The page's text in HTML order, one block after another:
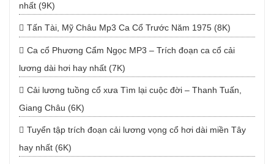
nhất (9K)
Tấn Tài, Mỹ Châu Mp3 Ca Cổ Trước Năm 1975 (8K)
Ca cổ Phương Cẩm Ngọc MP3 – Trích đoạn ca cổ cải
lương dài hơi hay nhất (7K)
Cải lương tuồng cổ xưa Tìm lại cuộc đời – Thanh Tuấn,
Giang Châu (6K)
Tuyển tập trích đoạn cải lương vọng cổ hơi dài miền Tây
hay nhất (6K)